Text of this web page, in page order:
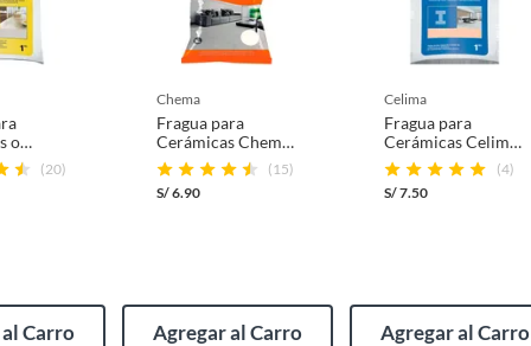
o
1kg
(20)
Carro
chema
Fragua para
Cerámicas Chema
Blanco 1kg
(15)
S/6.90
Agregar al Carro
celima
Fragua para
Cerámicas Celima
Beige 1kg
(4)
S/7.50
Agregar al Carro